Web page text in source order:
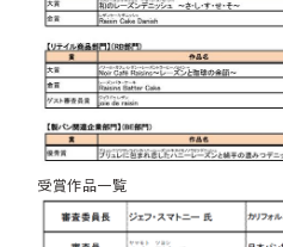
受賞作品一覧